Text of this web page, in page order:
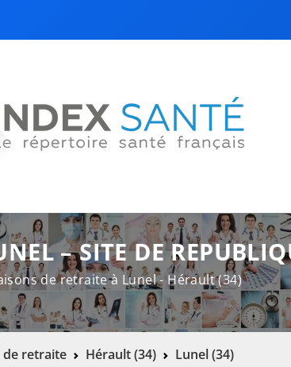
– SITE DE
de retraite à Lunel - Hérault (34)
de retraite Hérault (34) Lunel (34)